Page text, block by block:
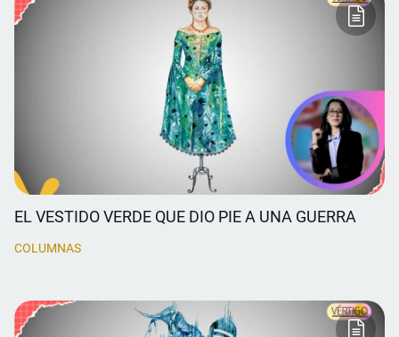
EL VESTIDO VERDE QUE DIO PIE A UNA GUERRA
COLUMNAS